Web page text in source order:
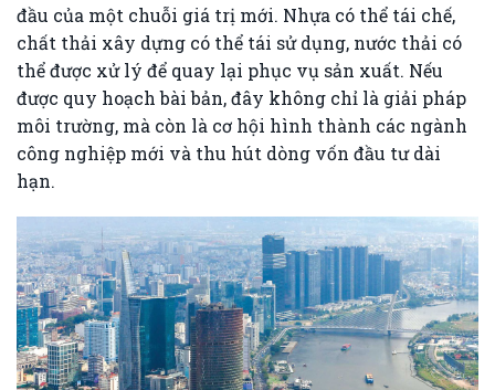
đầu của một chuỗi giá trị mới. Nhựa có thể tái chế,
chất thải xây dựng có thể tái sử dụng, nước thải có
thể được xử lý để quay lại phục vụ sản xuất. Nếu
được quy hoạch bài bản, đây không chỉ là giải pháp
môi trường, mà còn là cơ hội hình thành các ngành
công nghiệp mới và thu hút dòng vốn đầu tư dài
hạn.